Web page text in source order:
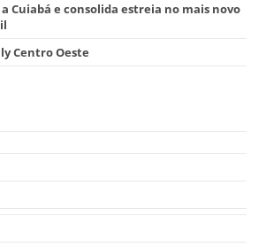
Cuiabá e consolida estreia no mais novo
Centro Oeste